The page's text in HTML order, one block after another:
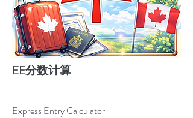
​EE分数计算
Express Entry Calculator